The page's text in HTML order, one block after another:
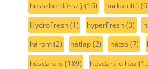
hosszbordásszíj (16) hurkatöltő
HydroFresh(1) hyperFresh(3)
három(2) hátlap(2) hátsó(7)
húsdaráló(189) húsdaráló ház